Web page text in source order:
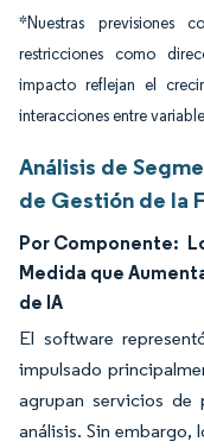
*Nuestras previsiones
restricciones como
impacto reflejan el
interacciones entre
Análisis de
de Gestión de la
Por Componente:
Medida que
de IA
El software
impulsado
agrupan servicios de
análisis. Sin embargo,